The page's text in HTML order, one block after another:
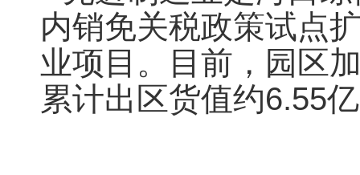
内销免关税政策试点
业项目。目前，园区
累计出区货值约6.55